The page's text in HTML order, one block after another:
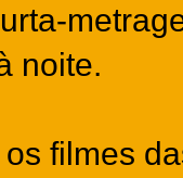
noite.
filmes